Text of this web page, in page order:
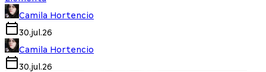
Camila Hortencio
30.jul.26
Camila Hortencio
30.jul.26